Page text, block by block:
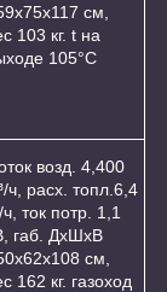
см,
103 кг. t на
105°C
возд. 4,400
ч, расх. топл.6,4
ч, ток потр. 1,1
габ. ДхШхВ
см,
162 кг. газоход